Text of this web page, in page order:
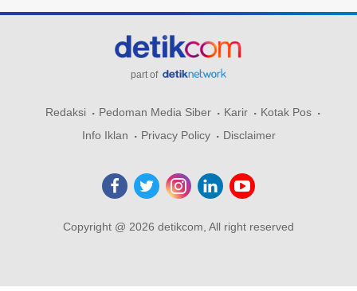
part of
Redaksi Pedoman Media Siber Karir
Kotak Pos
Info Iklan
Privacy Policy Disclaimer
Copyright @ 2026 detikcom, All right reserved